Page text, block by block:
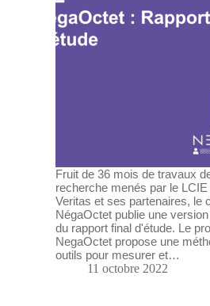
Fruit de 36 mois de travaux
recherche menés par le
Veritas et ses partenaires, le
NégaOctet publie une
du rapport final d'étude. Le
NegaOctet propose une
outils pour mesurer et…
11 octobre 2022